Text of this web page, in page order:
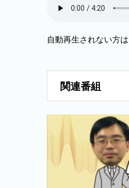
自動再生されない方は
関連番組